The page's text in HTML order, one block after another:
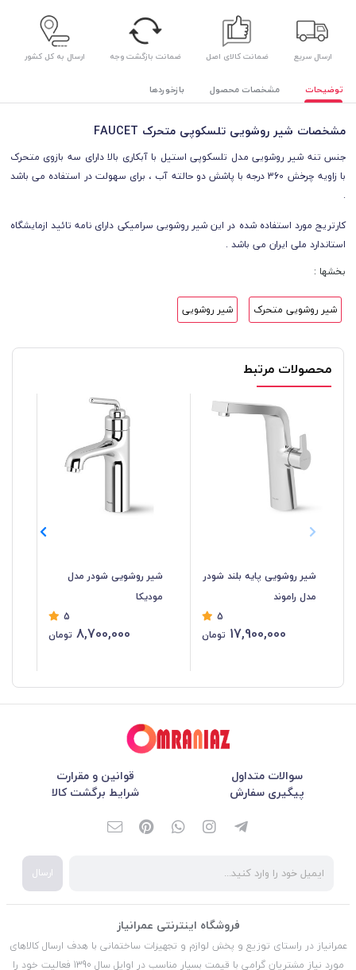
ارسال سریع ضمانت کالای اصل ضمانت بازگشت وجه ارسال به کل کشور
توضیحات مشخصات محصول بازخوردها
مشخصات شیر روشویی تلسکوپی متحرک FAUCET
جنس تنه شیر روشویی مدل تلسکوپی استیل با آبکاری بالا دارای سه بازوی متحرک
با زاویه چرخش 360 درجه با پاشش دو حالته آب ، برای سهولت در استفاده می باشد
.
کارتریج مورد استفاده شده در این شیر روشویی سرامیکی دارای نامه تائید ازمایشگاه
استاندارد ملی ایران می باشد .
بخشها :
شیر روشویی متحرک شیر روشویی
محصولات مرتبط
شیر روشویی پایه بلند شودر
مدل راموند
5
17,900,000 تومان
شیر روشویی شودر مدل
مودیکا
5
8,700,000 تومان
سوالات متداول
قوانین و مقرارت
پیگیری سفارش
شرایط برگشت کالا
ارسال
فروشگاه اینترنتی عمرانیاز
عمرانیاز در راستای توزیع و پخش لوازم و تجهیزات ساختمانی با هدف ارسال کالاهای
مورد نیاز مشتریان گرامی با قیمت بسیار مناسب در اوایل سال 1390 فعالیت خود را